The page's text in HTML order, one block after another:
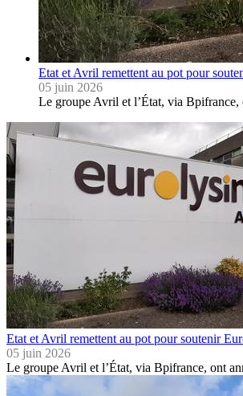
Etat et Avril remettent au pot pour
05 juin 2026
Le groupe Avril et l’État, via
Etat et Avril remettent au pot pour soutenir
05 juin 2026
Le groupe Avril et l’État, via Bpifrance, ont